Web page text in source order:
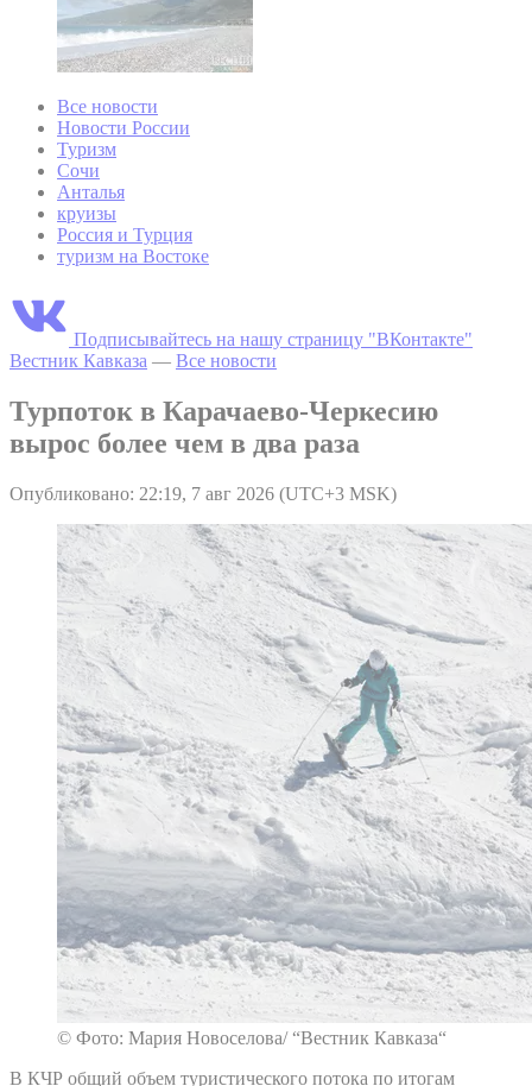
Все новости
Новости России
Туризм
Сочи
Анталья
круизы
Россия и Турция
туризм на Востоке
Подписывайтесь на нашу страницу "ВКонтакте"
Вестник Кавказа — Все новости
Турпоток в Карачаево-Черкесию
вырос более чем в два раза
Опубликовано: 22:19, 7 авг 2026 (UTC+3 MSK)
© Фото: Мария Новоселова/ “Вестник Кавказа“
В КЧР общий объем туристического потока по итогам